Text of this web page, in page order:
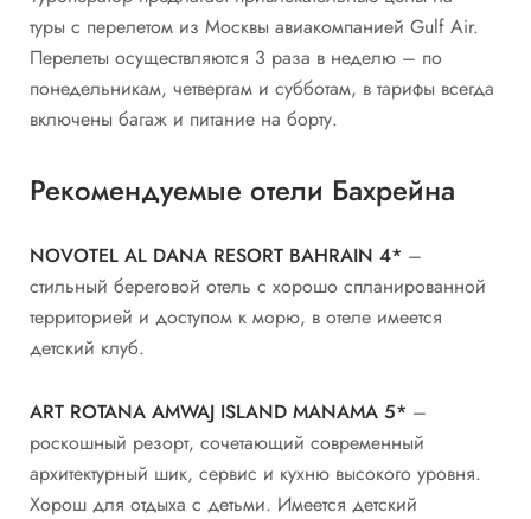
туры с перелетом из Москвы авиакомпанией Gulf Air.
Перелеты осуществляются 3 раза в неделю – по
понедельникам, четвергам и субботам, в тарифы всегда
включены багаж и питание на борту.
Рекомендуемые отели Бахрейна
NOVOTEL AL DANA RESORT BAHRAIN 4* –
стильный береговой отель с хорошо спланированной
территорией и доступом к морю, в отеле имеется
детский клуб.
ART ROTANA AMWAJ ISLAND MANAMA 5* –
роскошный резорт, сочетающий современный
архитектурный шик, сервис и кухню высокого уровня.
Хорош для отдыха с детьми. Имеется детский